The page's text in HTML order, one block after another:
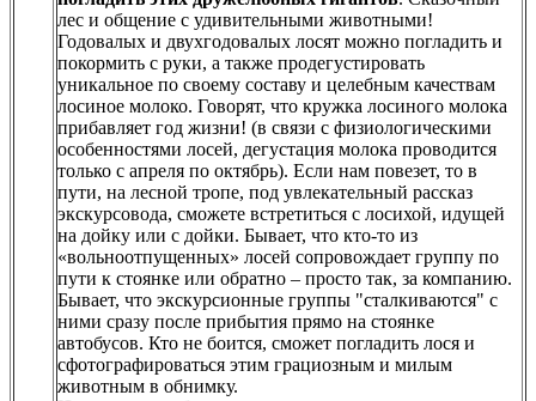
лес и общение с удивительными животными!
Годовалых и двухгодовалых лосят можно погладить и
покормить с руки, а также продегустировать
уникальное по своему составу и целебным качествам
лосиное молоко. Говорят, что кружка лосиного молока
прибавляет год жизни! (в связи с физиологическими
особенностями лосей, дегустация молока проводится
только с апреля по октябрь). Если нам повезет, то в
пути, на лесной тропе, под увлекательный рассказ
экскурсовода, сможете встретиться с лосихой, идущей
на дойку или с дойки. Бывает, что кто-то из
«вольноотпущенных» лосей сопровождает группу по
пути к стоянке или обратно – просто так, за компанию.
Бывает, что экскурсионные группы "сталкиваются" с
ними сразу после прибытия прямо на стоянке
автобусов. Кто не боится, сможет погладить лося и
сфотографироваться этим грациозным и милым
животным в обнимку.